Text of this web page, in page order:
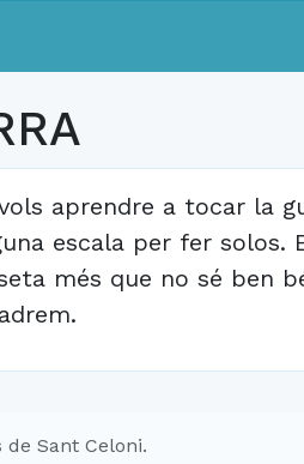
aprendre a tocar la
escala per fer solos.
més que no sé ben
Sant Celoni.